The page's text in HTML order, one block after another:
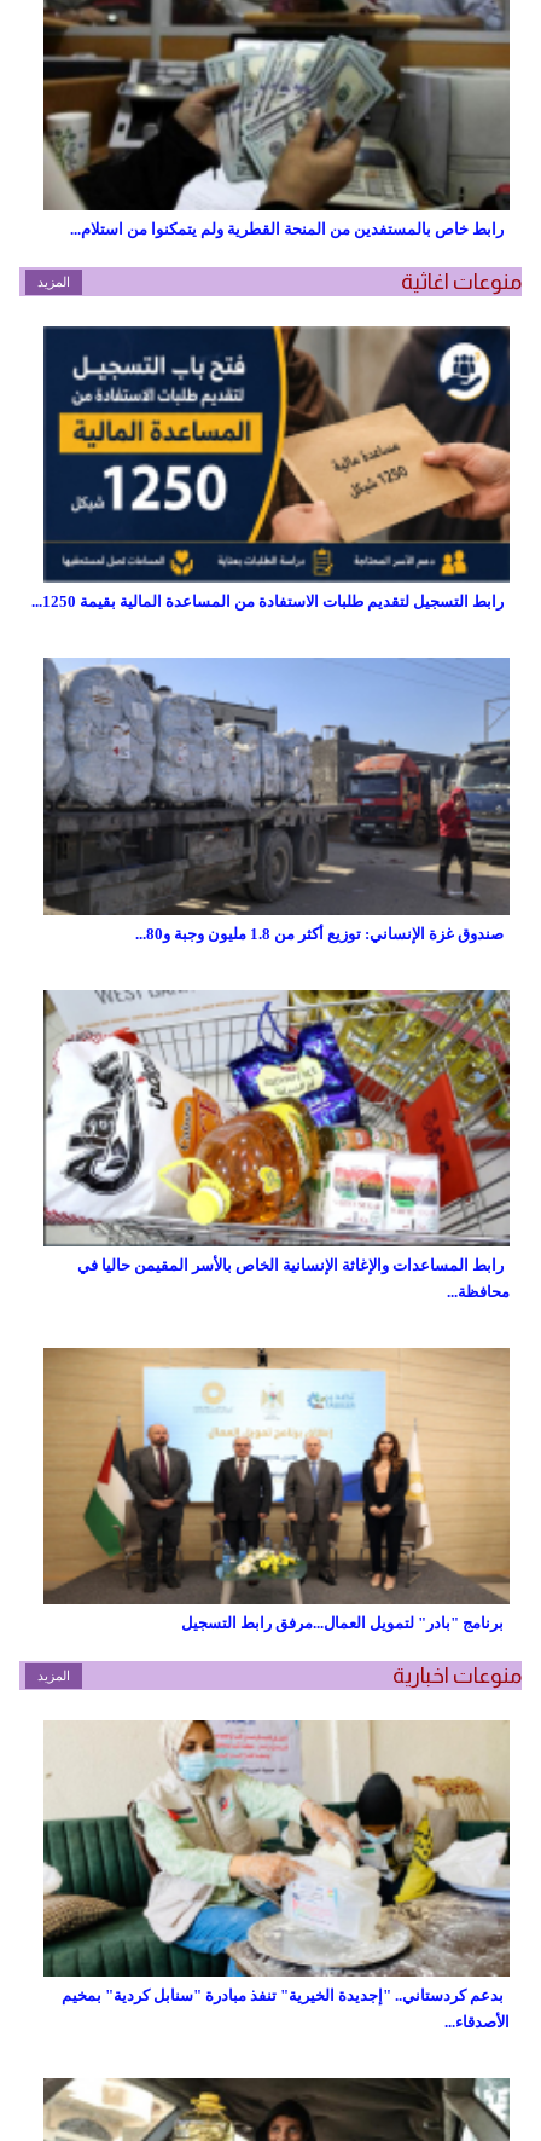
رابط خاص بالمستفدين من المنحة القطرية ولم يتمكنوا من استلام...
منوعات اغاثية المزيد
رابط التسجيل لتقديم طلبات الاستفادة من المساعدة المالية بقيمة 1250...
صندوق غزة الإنساني: توزيع أكثر من 1.8 مليون وجبة و80...
رابط المساعدات والإغاثة الإنسانية الخاص بالأسر المقيمن حاليا في
محافظة...
برنامج "بادر" لتمويل العمال...مرفق رابط التسجيل
منوعات اخبارية المزيد
بدعم كردستاني.. "إجديدة الخيرية" تنفذ مبادرة "سنابل كردية" بمخيم
الأصدقاء...